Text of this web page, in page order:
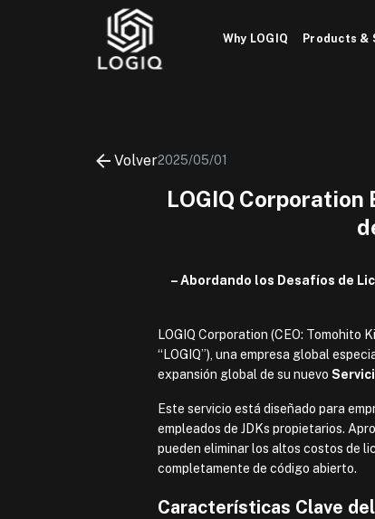
Why LOGIQ Products &
Volver2025/05/01
LOGIQ
– Abordando los Desafíos de
LOGIQ Corporation (CEO: Tomohito
“LOGIQ”), una empresa global
expansión global de su nuevo
Este servicio está diseñado para
empleados de JDKs propietarios.
pueden eliminar los altos costos de
completamente de código abierto.
Características Clave